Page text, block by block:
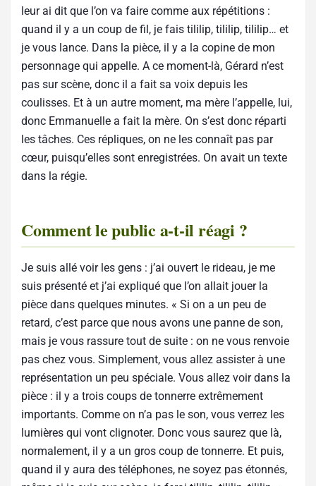
leur ai dit que l’on va faire comme aux répétitions :
quand il y a un coup de fil, je fais tililip, tililip, tililip… et
je vous lance. Dans la pièce, il y a la copine de mon
personnage qui appelle. A ce moment-là, Gérard n’est
pas sur scène, donc il a fait sa voix depuis les
coulisses. Et à un autre moment, ma mère l’appelle, lui,
donc Emmanuelle a fait la mère. On s’est donc réparti
les tâches. Ces répliques, on ne les connaît pas par
cœur, puisqu’elles sont enregistrées. On avait un texte
dans la régie.
Comment le public a-t-il réagi ?
Je suis allé voir les gens : j’ai ouvert le rideau, je me
suis présenté et j’ai expliqué que l’on allait jouer la
pièce dans quelques minutes. « Si on a un peu de
retard, c’est parce que nous avons une panne de son,
mais je vous rassure tout de suite : on ne vous renvoie
pas chez vous. Simplement, vous allez assister à une
représentation un peu spéciale. Vous allez voir dans la
pièce : il y a trois coups de tonnerre extrêmement
importants. Comme on n’a pas le son, vous verrez les
lumières qui vont clignoter. Donc vous saurez que là,
normalement, il y a un gros coup de tonnerre. Et puis,
quand il y aura des téléphones, ne soyez pas étonnés,